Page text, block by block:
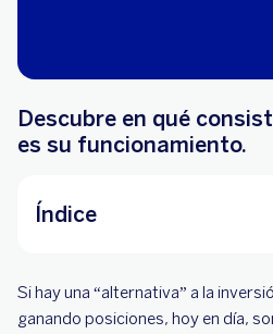
Descubre en qué
es su funcionamiento.
Índice
¿Cómo funciona un ETF?
Si hay una “alternativa” a la
ganando posiciones, hoy en día,